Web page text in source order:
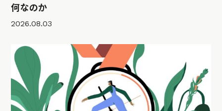
何なのか
2026.08.03